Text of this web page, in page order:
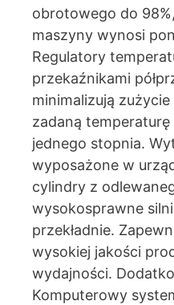
obrotowego do
maszyny wynosi
Regulatory
przekaźnikami
minimalizują
zadaną temperaturę
jednego stopnia.
wyposażone w
cylindry z
wysokosprawne
przekładnie.
wysokiej jakości
wydajności.
Komputerowy